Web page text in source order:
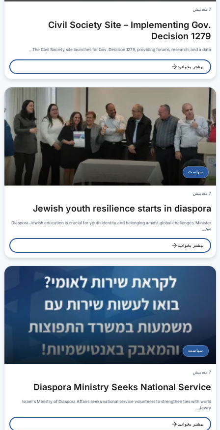
7 ماه پیش
Civil Society Site – Implementing Gov.
Decision 1279
The Civil Society site launches for Gov. Decision 1279, providing forums, research, and a data…
بیشتر بخوانید
سیاست
7 ماه پیش
Jewish youth resilience starts in diaspora
Diaspora Jewish education is crucial for youth identity and belonging amidst global challenges. Minister
Avi…
بیشتر بخوانید
سیاست
7 ماه پیش
Diaspora Ministry Seeks National Service
Israel's Ministry of Diaspora Affairs seeks national service volunteers to strengthen ties with world
Jewry…
بیشتر بخوانید